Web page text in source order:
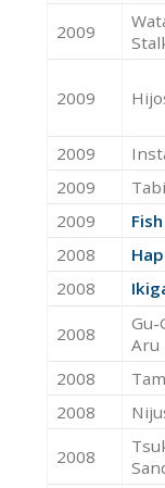
2009
2009
2009
2009
2009
2008
2008
2008
Gu-
Aru
2008
2008
2008